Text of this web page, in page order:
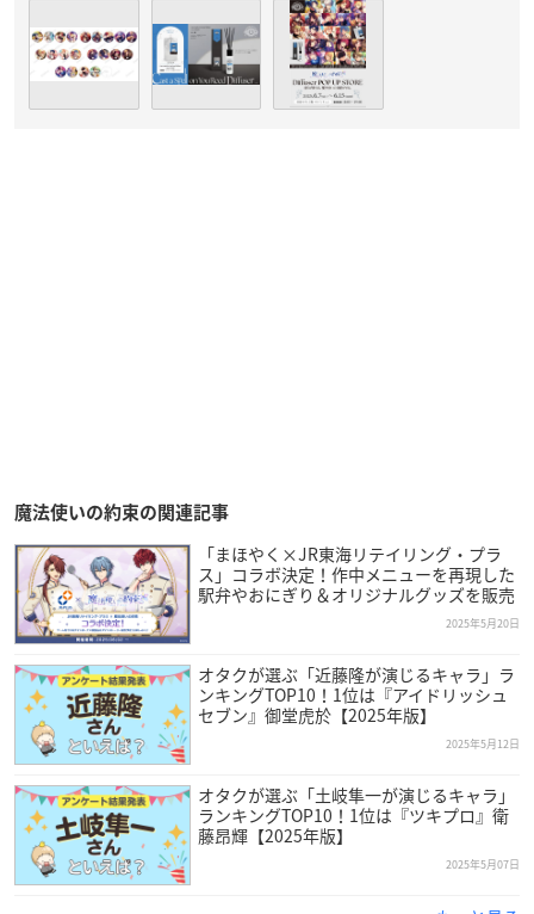
魔法使いの約束の関連記事
「まほやく×JR東海リテイリング・プラ
ス」コラボ決定！作中メニューを再現した
駅弁やおにぎり＆オリジナルグッズを販売
2025年5月20日
オタクが選ぶ「近藤隆が演じるキャラ」ラ
ンキングTOP10！1位は『アイドリッシュ
セブン』御堂虎於【2025年版】
2025年5月12日
オタクが選ぶ「土岐隼一が演じるキャラ」
ランキングTOP10！1位は『ツキプロ』衛
藤昂輝【2025年版】
2025年5月07日